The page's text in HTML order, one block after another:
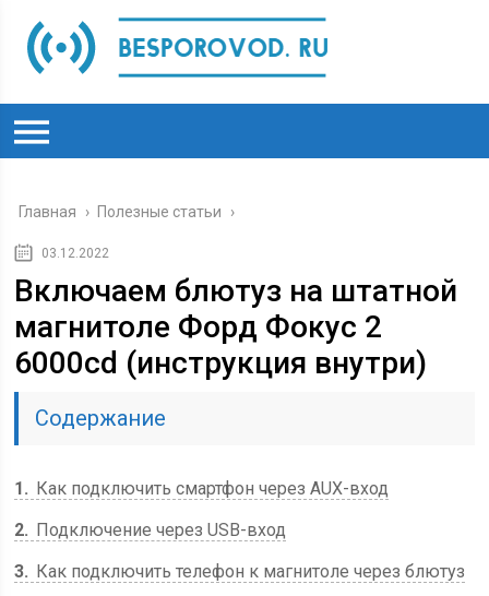
Главная › Полезные статьи ›
03.12.2022
Включаем блютуз на штатной
магнитоле Форд Фокус 2
6000cd (инструкция внутри)
Содержание
1
Как подключить смартфон через AUX-вход
2
Подключение через USB-вход
3
Как подключить телефон к магнитоле через блютуз